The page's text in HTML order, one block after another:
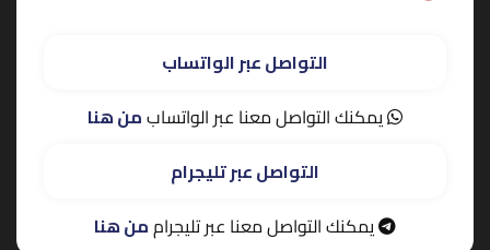
التواصل عبر الواتساب
يمكنك التواصل معنا عبر الواتسابمن هنا
التواصل عبر تليجرام
يمكنك التواصل معنا عبر تليجراممن هنا